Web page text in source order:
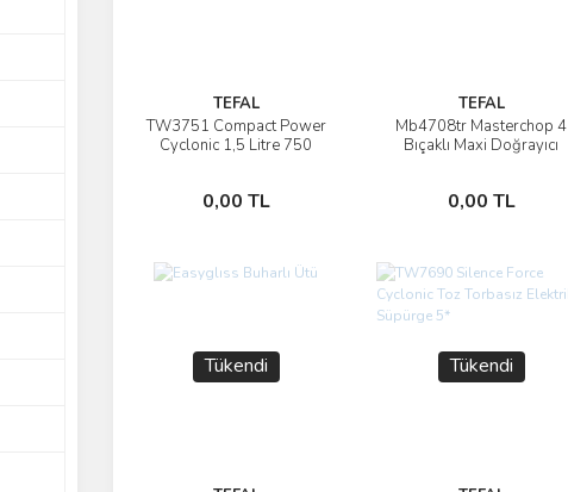
TEFAL
TW3751 Compact Power
Cyclonic 1,5 Litre 750
0,00 TL
İncele
Stokta Yok
TEFAL
Mb4708tr Masterchop 4
Bıçaklı Maxi Doğrayıcı
0,00 TL
İncele
Stokta Yok
Tükendi Tükendi